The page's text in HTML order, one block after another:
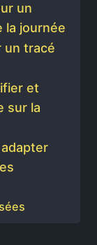
un
la journée
un tracé
et
sur la